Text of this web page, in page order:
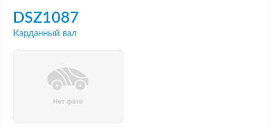
DSZ1087
Карданный вал